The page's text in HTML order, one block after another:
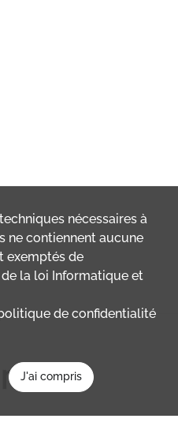
techniques nécessaires à
ne contiennent aucune
exemptés de
la loi Informatique et
de confidentialité
J'ai compris